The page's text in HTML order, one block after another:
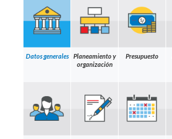
Datos generales
Planeamiento y
organización
Presupuesto